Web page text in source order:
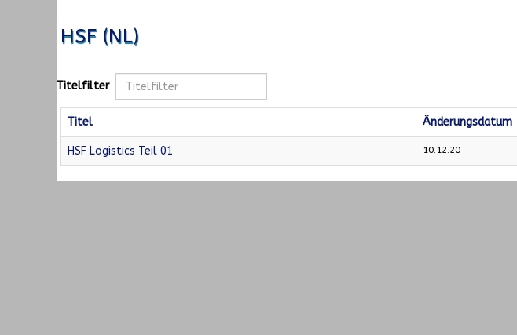
HSF (NL)
Titelfilter
Titel Änderungsdatum
HSF Logistics Teil 01 10.12.20